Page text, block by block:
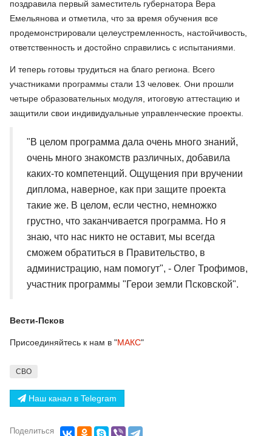
поздравила первый заместитель губернатора Вера
Емельянова и отметила, что за время обучения все
продемонстрировали целеустремленность, настойчивость,
ответственность и достойно справились с испытаниями.
И теперь готовы трудиться на благо региона. Всего
участниками программы стали 13 человек. Они прошли
четыре образовательных модуля, итоговую аттестацию и
защитили свои индивидуальные управленческие проекты.
"В целом программа дала очень много знаний,
очень много знакомств различных, добавила
каких-то компетенций. Ощущения при вручении
диплома, наверное, как при защите проекта
такие же. В целом, если честно, немножко
грустно, что заканчивается программа. Но я
знаю, что нас никто не оставит, мы всегда
сможем обратиться в Правительство, в
администрацию, нам помогут", - Олег Трофимов,
участник программы "Герои земли Псковской".
Вести-Псков
Присоединяйтесь к нам в "МАКС"
СВО
Наш канал в Telegram
Поделиться